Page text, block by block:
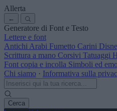
Allerta
←
Generatore di Font e Testo
Lettere e font
Antichi Arabi Fumetto Carini
Scrittura a mano Corsivi Tatuaggi
Font copia e incolla Simboli ed
Chi siamo · Informativa sulla
Cerca